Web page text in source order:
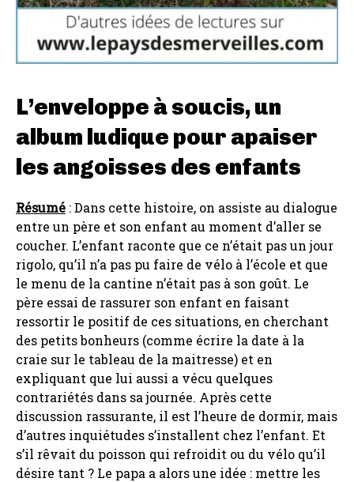
L’enveloppe à soucis, un
album ludique pour apaiser
les angoisses des enfants
Résumé : Dans cette histoire, on assiste au dialogue
entre un père et son enfant au moment d’aller se
coucher. L’enfant raconte que ce n’était pas un jour
rigolo, qu’il n’a pas pu faire de vélo à l’école et que
le menu de la cantine n’était pas à son goût. Le
père essai de rassurer son enfant en faisant
ressortir le positif de ces situations, en cherchant
des petits bonheurs (comme écrire la date à la
craie sur le tableau de la maitresse) et en
expliquant que lui aussi a vécu quelques
contrariétés dans sa journée. Après cette
discussion rassurante, il est l’heure de dormir, mais
d’autres inquiétudes s’installent chez l’enfant. Et
s’il rêvait du poisson qui refroidit ou du vélo qu’il
désire tant ? Le papa a alors une idée : mettre les